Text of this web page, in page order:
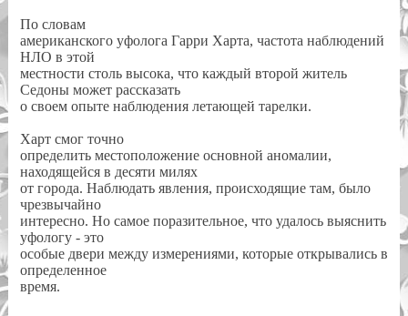
По словам
американского уфолога Гарри Харта, частота наблюдений
НЛО в этой
местности столь высока, что каждый второй житель
Седоны может рассказать
о своем опыте наблюдения летающей тарелки.
Харт смог точно
определить местоположение основной аномалии,
находящейся в десяти милях
от города. Наблюдать явления, происходящие там, было
чрезвычайно
интересно. Но самое поразительное, что удалось выяснить
уфологу - это
особые двери между измерениями, которые открывались в
определенное
время.